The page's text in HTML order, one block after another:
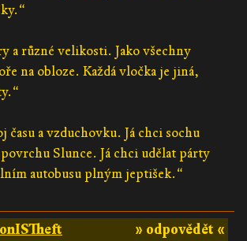
a různé velikosti. Jako všechny
na obloze. Každá vločka je jiná,
času a vzduchovku. Já chci sochu
Slunce. Já chci udělat párty
autobusu plným jeptišek.“
» odpovědět «